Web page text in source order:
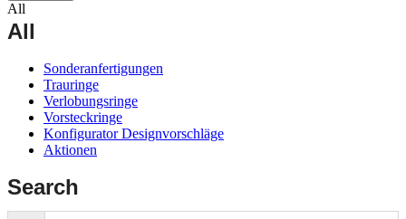
All
All
Sonderanfertigungen
Trauringe
Verlobungsringe
Vorsteckringe
Konfigurator Designvorschläge
Aktionen
Search